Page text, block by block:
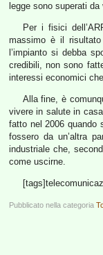
legge sono superati
Per i fisici
massimo è il risultato
l’impianto si debba
credibili, non sono
interessi economici
Alla fine, è
vivere in salute in
fatto nel 2006 quando
fossero da un’altra
industriale che,
come uscirne.
Pubblicato nella categoria